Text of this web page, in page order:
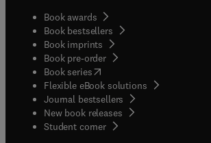
Book awards
Book bestsellers
Book imprints
Book pre-order
Book series(opens in new tab/window
Flexible eBook solutions
Journal bestsellers
New book releases
Student corner( opens in new tab/window